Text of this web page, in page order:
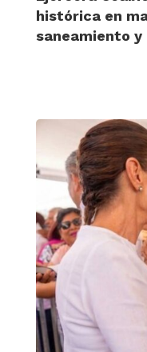
histórica en
saneamiento